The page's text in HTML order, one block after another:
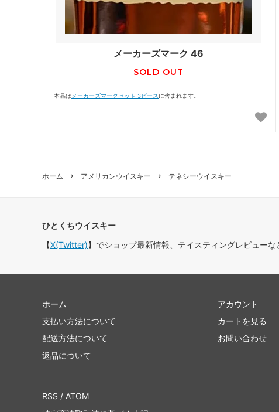
メーカーズマーク 46
SOLD OUT
本品は メーカーズマークセット 3ピース に含まれます。
ホーム アメリカンウイスキー テネシーウイスキー
ひとくちウイスキー
【X(Twitter)】でショップ最新情報、テイスティングレビューな
ホーム
支払い方法について
配送方法について
返品について
アカウント
カートを見る
お問い合わせ
RSS / ATOM